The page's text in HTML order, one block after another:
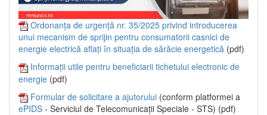
Ordonanța de urgență nr. 35/2025 privind introducerea
unui mecanism de sprijin pentru consumatorii casnici de
energie electrică aflați în situația de sărăcie energetică (pdf)
Informații utile pentru beneficiarii tichetului electronic de
energie (pdf)
Formular de solicitare a ajutorului (conform platformei a
ePIDS - Serviciul de Telecomunicații Speciale - STS) (pdf)